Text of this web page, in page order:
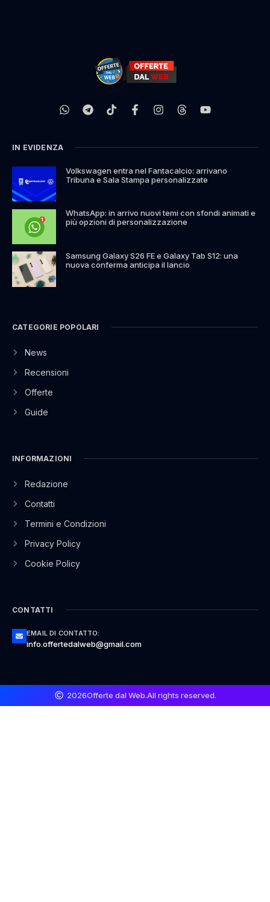
IN EVIDENZA
Volkswagen entra nel Fantacalcio: arrivano
Tribuna e Sala Stampa personalizzate
WhatsApp: in arrivo nuovi temi con sfondi animati e
più opzioni di personalizzazione
Samsung Galaxy S26 FE e Galaxy Tab S12: una
nuova conferma anticipa il lancio
CATEGORIE POPOLARI
News
Recensioni
Offerte
Guide
INFORMAZIONI
Redazione
Contatti
Termini e Condizioni
Privacy Policy
Cookie Policy
CONTATTI
EMAIL DI CONTATTO:
info.offertedalweb@gmail.com
2026Offerte dal Web.All rights reserved.